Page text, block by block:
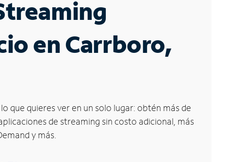
en Carrboro,
que quieres ver en un solo lugar: obtén más de
de streaming sin costo adicional, más
y más.